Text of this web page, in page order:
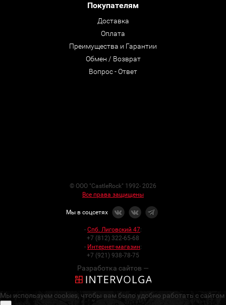
Покупателям
Доставка
Оплата
Преимущества и Гарантии
Обмен / Возврат
Вопрос - Ответ
© ООО "CastleRock" 1992- 2026
Все права защищены
Мы в соцсетях
- Спб. Лиговский 47:
+7 (812) 322-65-68
- Интернет-магазин:
+7 (921) 938-78-75
Разработка сайтов —
Мы используем cookies, чтобы вам было удобно работать с сайтом